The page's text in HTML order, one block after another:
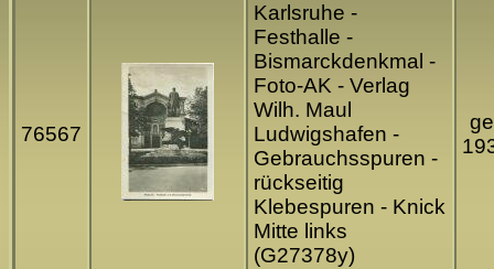
76567
Karlsruhe -
Festhalle -
Bismarckdenkmal -
Foto-AK - Verlag
Wilh. Maul
Ludwigshafen -
Gebrauchsspuren -
rückseitig
Klebespuren - Knick
Mitte links
(G27378y)